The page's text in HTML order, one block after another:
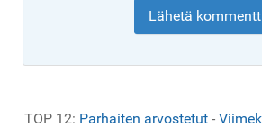
TOP 12: Parhaiten arvostetut-